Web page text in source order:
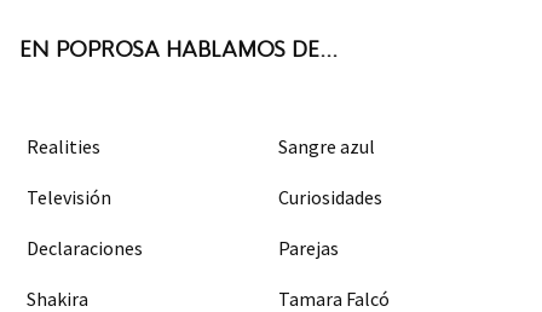
EN POPROSA HABLAMOS DE...
Realities Sangre azul
Televisión Curiosidades
Declaraciones Parejas
Shakira Tamara Falcó